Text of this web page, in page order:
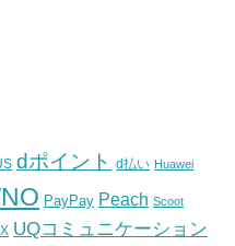
dポイント d払い Huawei
PayPay Peach Scoot
UQコミュニケーション